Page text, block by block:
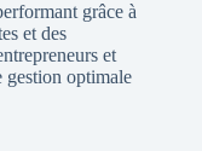
grâce à
et des
et
gestion optimale